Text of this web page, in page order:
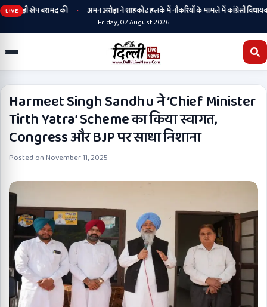
LIVE
बड़ी खेप बरामद की •
अमन अरोड़ा ने शाहकोट हलके में नौकरियों के मामले में कांग्रेसी विधायक
Friday, 07 August 2026
Harmeet Singh Sandhu ने ‘Chief Minister
Tirth Yatra’ Scheme का किया स्वागत,
Congress और BJP पर साधा निशाना
Posted onNovember 11, 2025